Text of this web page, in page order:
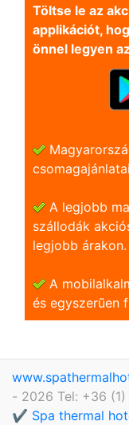
Töltse le az
applikációt,
önnel legyen
A legjobb
szállodák
legjobb árakon.
A
és egyszerũen
- 2026 Tel: +36
✔️ Spa thermal